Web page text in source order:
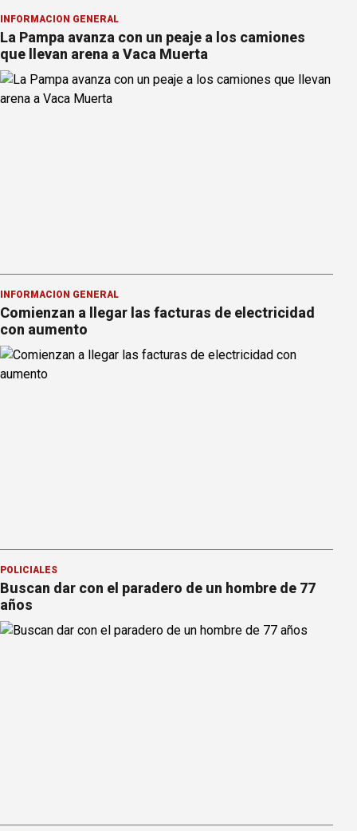
INFORMACION GENERAL
La Pampa avanza con un peaje a los camiones
que llevan arena a Vaca Muerta
INFORMACION GENERAL
Comienzan a llegar las facturas de electricidad
con aumento
POLICIALES
Buscan dar con el paradero de un hombre de 77
años